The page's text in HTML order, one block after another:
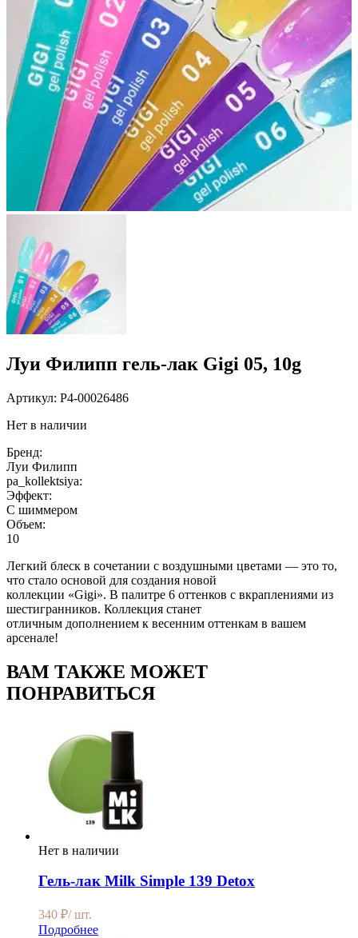
Луи Филипп гель-лак Gigi 05, 10g
Артикул: P4-00026486
Нет в наличии
Бренд:
Луи Филипп
pa_kollektsiya:
Эффект:
С шиммером
Объем:
10
Легкий блеск в сочетании с воздушными цветами — это то,
что стало основой для создания новой
коллекции «Gigi». В палитре 6 оттенков с вкраплениями из
шестигранников. Коллекция станет
отличным дополнением к весенним оттенкам в вашем
арсенале!
ВАМ ТАКЖЕ МОЖЕТ
ПОНРАВИТЬСЯ
Нет в наличии
Гель-лак Milk Simple 139 Detox
340 ₽/ шт.
Подробнее